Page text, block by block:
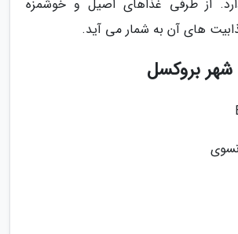
از طرفی غذاهای اصیل و خوشمزه
های آن به شمار می آید.
شهر بروکسل